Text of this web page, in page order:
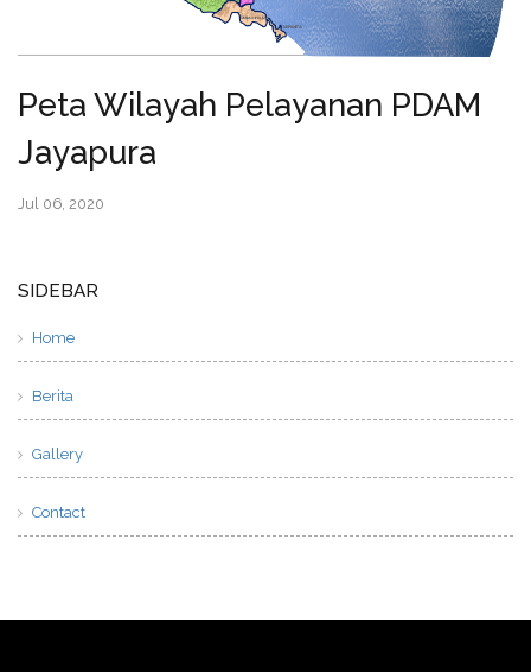
Peta Wilayah Pelayanan PDAM
Jayapura
Jul 06, 2020
SIDEBAR
Home
Berita
Gallery
Contact